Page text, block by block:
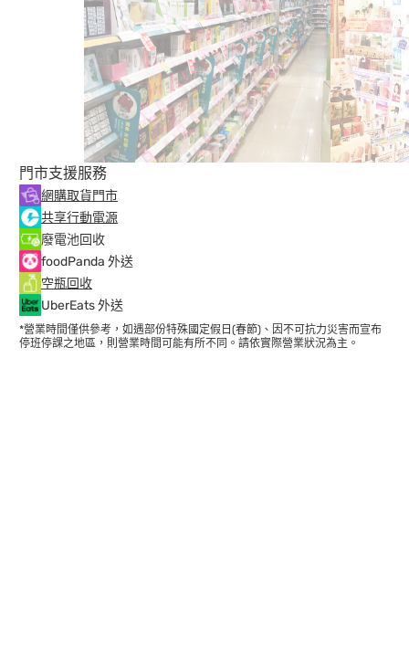
門市支援服務
網購取貨門市
共享行動電源
廢電池回收
foodPanda 外送
空瓶回收
UberEats 外送
*營業時間僅供參考，如遇部份特殊國定假日(春節)、因不可抗力災害而宣布
停班停課之地區，則營業時間可能有所不同。請依實際營業狀況為主。